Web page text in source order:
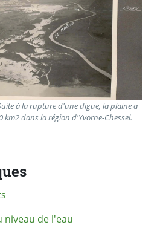
à la rupture d'une digue, la plaine a
km2 dans la région d'Yvorne-Chessel.
de l'eau